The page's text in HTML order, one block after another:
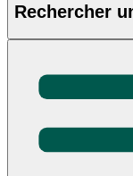
Rechercher